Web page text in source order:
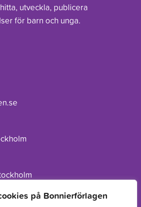
på Bonnierförlagen
utveckla, publicera
för barn och unga.